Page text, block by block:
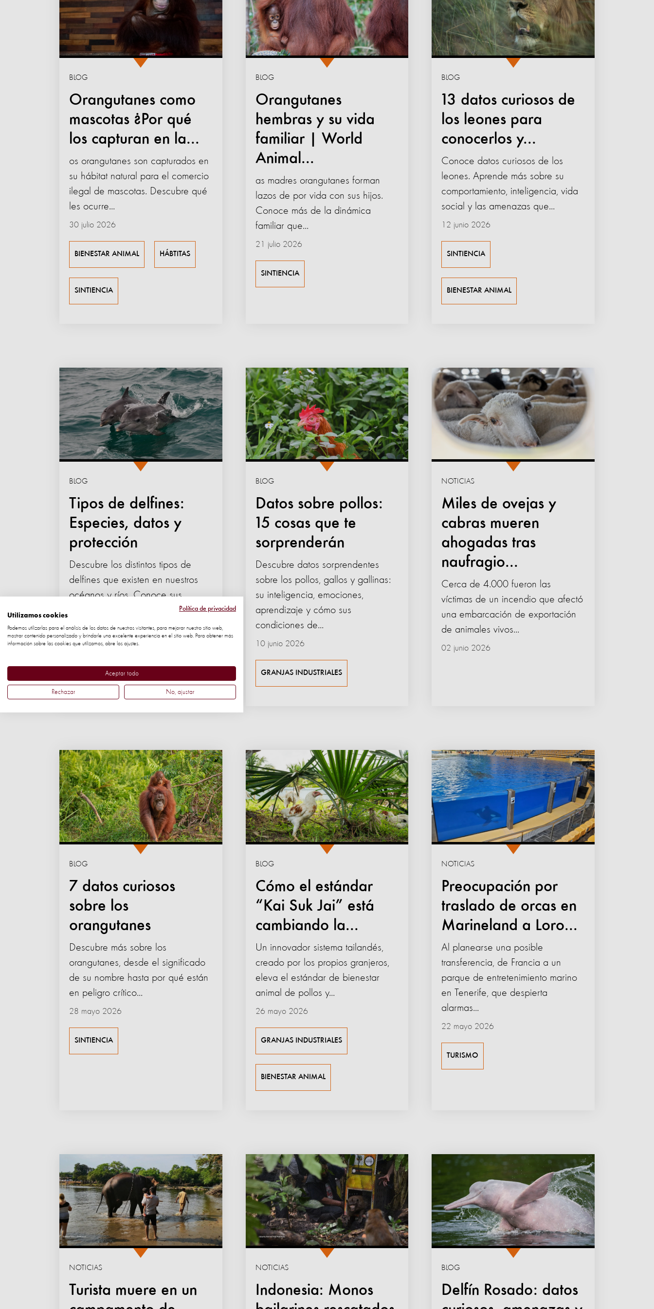
Orangutanes como
mascotas ¿Por qué
los capturan en la...
BLOG
30 julio 2026
os orangutanes son capturados en
su hábitat natural para el comercio
ilegal de mascotas. Descubre qué
les ocurre...
BIENESTAR ANIMAL HÁBTITAS
SINTIENCIA
Orangutanes
hembras y su vida
familiar | World
Animal...
BLOG
21 julio 2026
as madres orangutanes forman
lazos de por vida con sus hijos.
Conoce más de la dinámica
familiar que...
SINTIENCIA
13 datos curiosos de
los leones para
conocerlos y...
BLOG
12 junio 2026
Conoce datos curiosos de los
leones. Aprende más sobre su
comportamiento, inteligencia, vida
social y las amenazas que...
SINTIENCIA
BIENESTAR ANIMAL
Tipos de delfines:
Especies, datos y
protección
BLOG
12 junio 2026
Descubre los distintos tipos de
delfines que existen en nuestros
océanos y ríos. Conoce sus
amenazas...
SINTIENCIA
Datos sobre pollos:
15 cosas que te
sorprenderán
BLOG
10 junio 2026
Descubre datos sorprendentes
sobre los pollos, gallos y gallinas:
su inteligencia, emociones,
aprendizaje y cómo sus
condiciones de...
GRANJAS INDUSTRIALES
Miles de ovejas y
cabras mueren
ahogadas tras
naufragio...
NOTICIAS
02 junio 2026
Cerca de 4.000 fueron las
víctimas de un incendio que afectó
una embarcación de exportación
de animales vivos...
7 datos curiosos
sobre los
orangutanes
BLOG
28 mayo 2026
Descubre más sobre los
orangutanes, desde el significado
de su nombre hasta por qué están
en peligro crítico...
SINTIENCIA
Cómo el estándar
“Kai Suk Jai” está
cambiando la...
BLOG
26 mayo 2026
Un innovador sistema tailandés,
creado por los propios granjeros,
eleva el estándar de bienestar
animal de pollos y...
GRANJAS INDUSTRIALES
BIENESTAR ANIMAL
Preocupación por
traslado de orcas en
Marineland a Loro...
NOTICIAS
22 mayo 2026
Al planearse una posible
transferencia, de Francia a un
parque de entretenimiento marino
en Tenerife, que despierta
alarmas...
TURISMO
Turista muere en un
NOTICIAS
Indonesia: Monos
NOTICIAS
Delfín Rosado: datos
BLOG
Política de privacidad
Utilizamos cookies
Podemos utilizarlas para el análisis de los datos de nuestros visitantes, para mejorar nuestro sitio web,
mostrar contenido personalizado y brindarle una excelente experiencia en el sitio web. Para obtener más
información sobre las cookies que utilizamos, abre los ajustes.
Aceptar todo
Rechazar No, ajustar